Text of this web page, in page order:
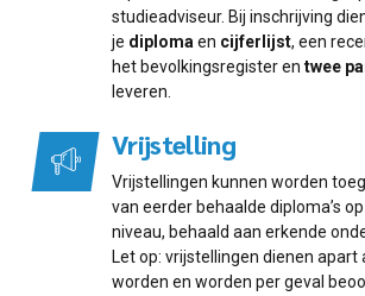
studieadviseur. Bij inschrijving
je diplomaen cijferlijst, een
het bevolkingsregister en twee
leveren.
Vrijstelling
Vrijstellingen kunnen worden
van eerder behaalde diploma’s
niveau, behaald aan erkende
Let op: vrijstellingen dienen apart
worden en worden per geval